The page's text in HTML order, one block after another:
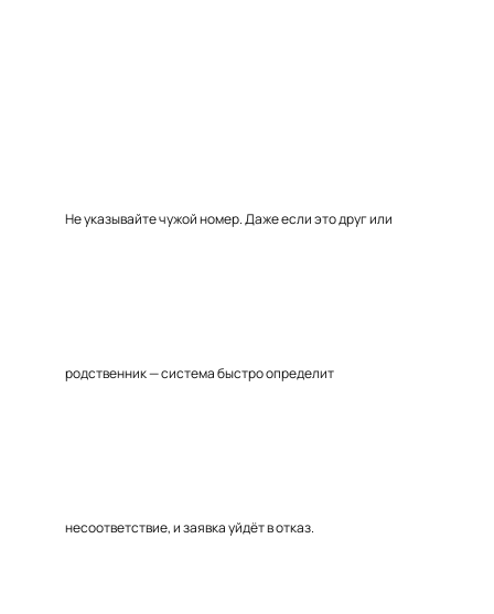
Не указывайте чужой номер. Даже если это друг или
родственник — система быстро определит
несоответствие, и заявка уйдёт в отказ.